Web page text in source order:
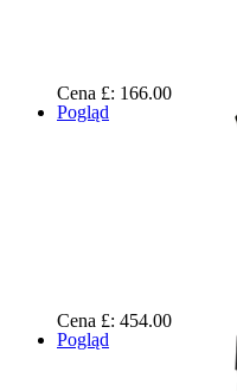
Cena £: 166.00
Pogląd
Cena £: 454.00
Pogląd